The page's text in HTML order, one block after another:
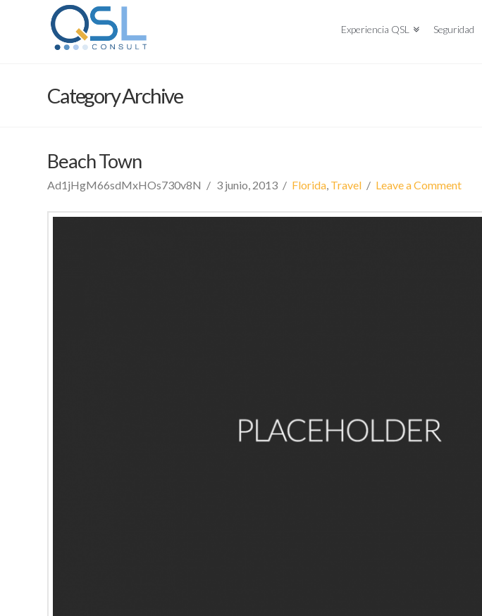
Experiencia QSL Seguridad
Category Archive
Beach Town
Ad1jHgM66sdMxHOs730v8N 3 junio, 2013 Florida, Travel Leave a Comment